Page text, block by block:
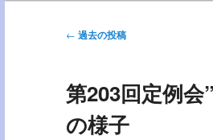
投
ビ
ー
← 過去の投稿
第203回定例
の様子